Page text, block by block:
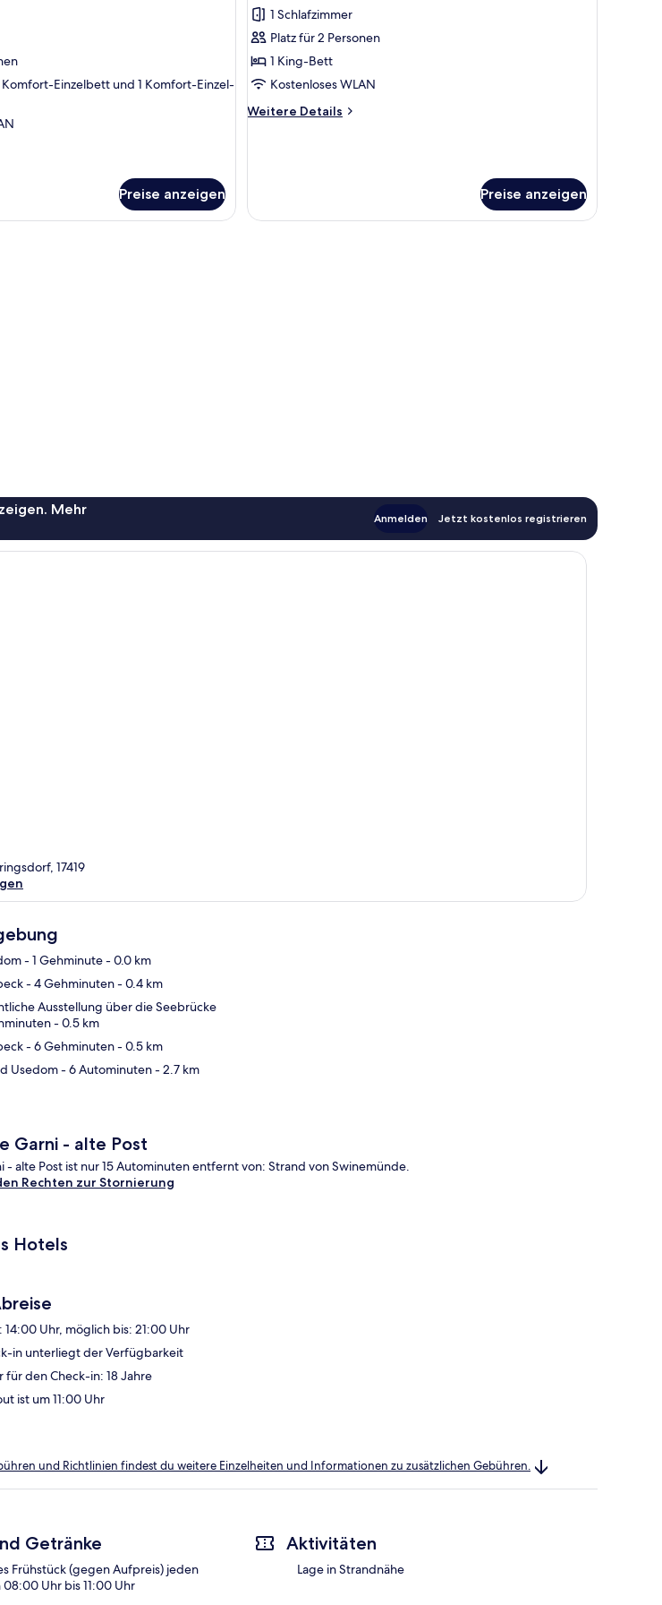
Einzelbett und 1 Komfort-Einzel-
Preise anzeigen
Doppelzimmer
(Brieftraeger)
anzeigen
1 Schlafzimmer
Platz für 2 Personen
1 King-Bett
Kostenloses WLAN
Weitere Details
Weitere
Preise anzeigen
einem Fenster mit Jalousien und einem Bild an der Wand.
Mehr
Anmelden Jetzt kostenlos registrieren
17419
- 1 Gehminute- 0.0 km
- 4 Gehminuten- 0.4 km
Ausstellung über die Seebrücke
- 0.5 km
- 6 Gehminuten- 0.5 km
Usedom- 6 Autominuten- 2.7 km
Garni - alte Post
- alte Post ist nur 15 Autominuten entfernt von: Strand von Swinemünde.
Rechten zur Stornierung
Hotels
14:00 Uhr, möglich bis: 21:00 Uhr
in unterliegt der Verfügbarkeit
für den Check-in: 18 Jahre
ist um 11:00 Uhr
und Richtlinien findest du weitere Einzelheiten und Informationen zu zusätzlichen Gebühren.
Getränke
Frühstück (gegen Aufpreis) jeden
Uhr bis 11:00 Uhr
Aktivitäten
Lage in Strandnähe